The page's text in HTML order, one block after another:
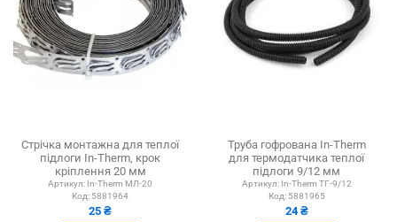
Стрічка монтажна для теплої
підлоги In-Therm, крок
кріплення 20 мм
Артикул: In-Therm МЛ-20
Код: 5881964
25 ₴
Труба гофрована In-Therm
для термодатчика теплої
підлоги 9/12 мм
Артикул: In-Therm ТГ-9/12
Код: 5881965
24 ₴